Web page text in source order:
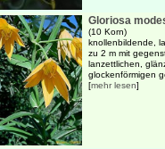
Gloriosa
(10 Korn)
knollenbildende,
zu 2 m mit
lanzettlichen,
glockenförmigen
[mehr lesen]